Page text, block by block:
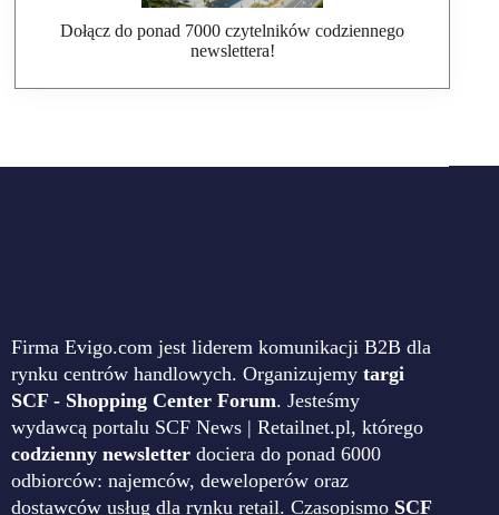
Dołącz do ponad 7000 czytelników codziennego
newslettera!
Firma Evigo.com jest liderem komunikacji B2B dla
rynku centrów handlowych. Organizujemy targi
SCF - Shopping Center Forum. Jesteśmy
wydawcą portalu SCF News | Retailnet.pl, którego
codzienny newsletter dociera do ponad 6000
odbiorców: najemców, deweloperów oraz
dostawców usług dla rynku retail. Czasopismo SCF